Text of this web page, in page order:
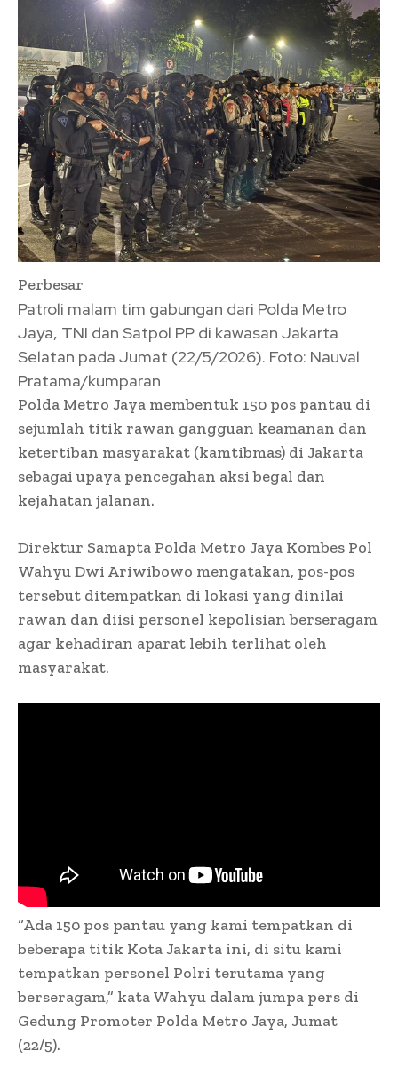
Perbesar
Patroli malam tim gabungan dari Polda Metro
Jaya, TNI dan Satpol PP di kawasan Jakarta
Selatan pada Jumat (22/5/2026). Foto: Nauval
Pratama/kumparan
Polda Metro Jaya membentuk 150 pos pantau di
sejumlah titik rawan gangguan keamanan dan
ketertiban masyarakat (kamtibmas) di Jakarta
sebagai upaya pencegahan aksi begal dan
kejahatan jalanan.
Direktur Samapta Polda Metro Jaya Kombes Pol
Wahyu Dwi Ariwibowo mengatakan, pos-pos
tersebut ditempatkan di lokasi yang dinilai
rawan dan diisi personel kepolisian berseragam
agar kehadiran aparat lebih terlihat oleh
masyarakat.
“Ada 150 pos pantau yang kami tempatkan di
beberapa titik Kota Jakarta ini, di situ kami
tempatkan personel Polri terutama yang
berseragam,” kata Wahyu dalam jumpa pers di
Gedung Promoter Polda Metro Jaya, Jumat
(22/5).